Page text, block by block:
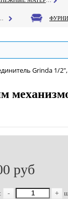
Grinda 1/
руб
- +